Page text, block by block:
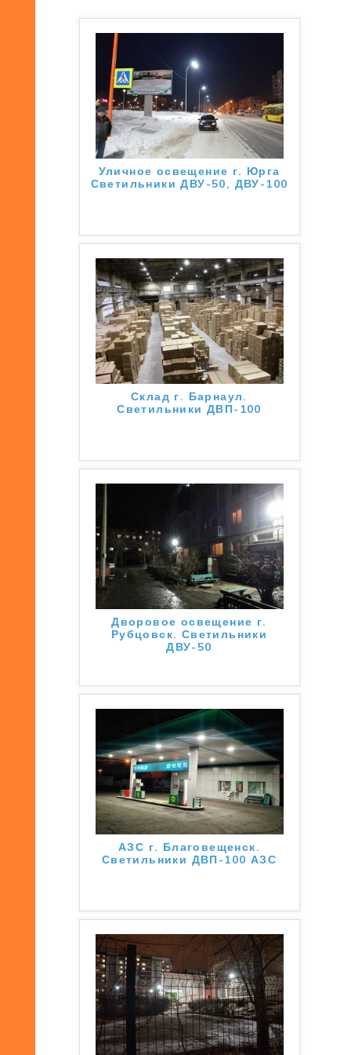
Уличное освещение г. Юрга
Светильники ДВУ-50, ДВУ-100
Склад г. Барнаул.
Светильники ДВП-100
Дворовое освещение г.
Рубцовск. Светильники
ДВУ-50
АЗС г. Благовещенск.
Светильники ДВП-100 АЗС